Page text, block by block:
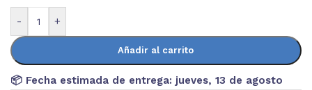
- +
Añadir al carrito
📦 Fecha estimada de entrega: jueves, 13 de agosto